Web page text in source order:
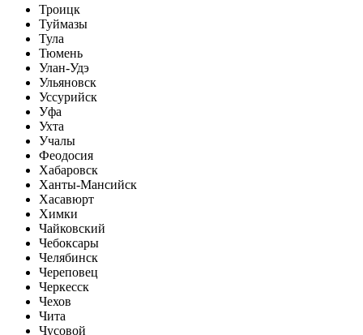
Троицк
Туймазы
Тула
Тюмень
Улан-Удэ
Ульяновск
Уссурийск
Уфа
Ухта
Учалы
Феодосия
Хабаровск
Ханты-Мансийск
Хасавюрт
Химки
Чайковский
Чебоксары
Челябинск
Череповец
Черкесск
Чехов
Чита
Чусовой